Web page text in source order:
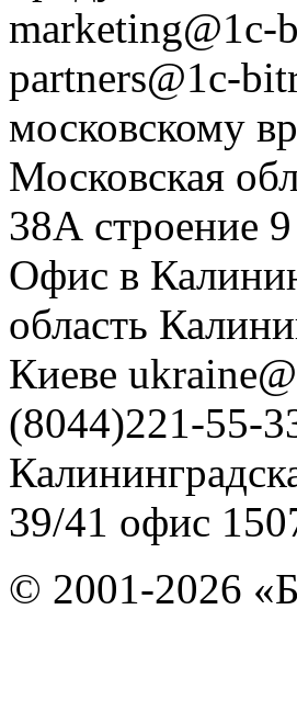
marketing@1c-
partners@1c-
московскому
Московская
38А строение 9
Офис в
область
Киеве
(8044)221-55-
39/41 офис
© 2001-2026